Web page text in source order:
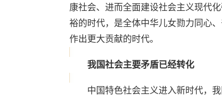
康社会、进而全面建设社会主义现代
裕的时代，是全体中华儿女勠力同心
作出更大贡献的时代。
我国社会主要矛盾已经转化
中国特色社会主义进入新时代，我